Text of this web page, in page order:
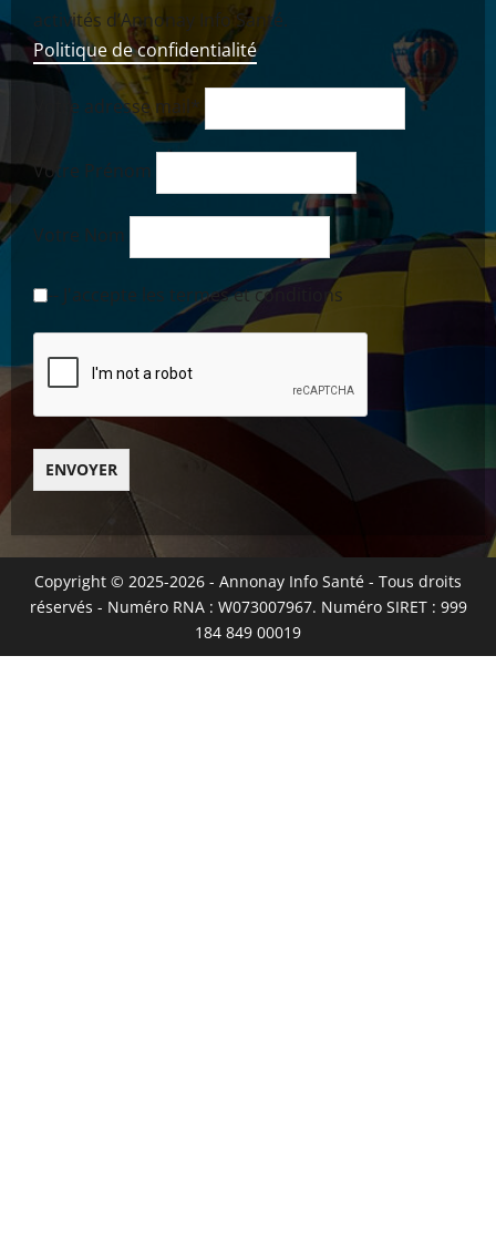
activités d’Annonay Info Santé.
Politique de confidentialité
Votre adresse mail*
Votre Prénom
Votre Nom
-- J'accepte les termes et conditions